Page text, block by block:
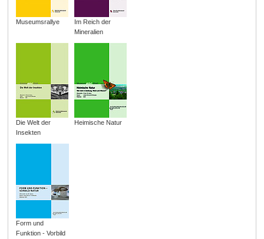
Museumsrallye
Im Reich der
Mineralien
Die Welt der
Insekten
Heimische Natur
Form und
Funktion - Vorbild